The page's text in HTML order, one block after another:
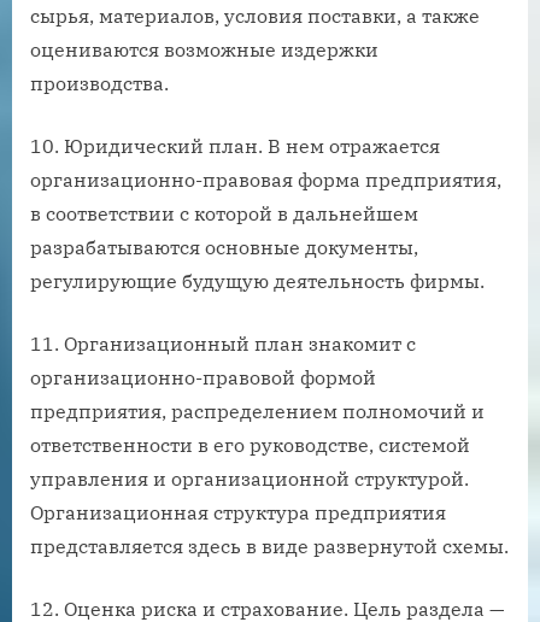
сырья, материалов, условия поставки, а также
оцениваются возможные издержки
производства.
10. Юридический план. В нем отражается
организационно-правовая форма предприятия,
в соответствии с которой в дальнейшем
разрабатываются основные документы,
регулирующие будущую деятельность фирмы.
11. Организационный план знакомит с
организационно-правовой формой
предприятия, распределением полномочий и
ответственности в его руководстве, системой
управления и организационной структурой.
Организационная структура предприятия
представляется здесь в виде развернутой схемы.
12. Оценка риска и страхование. Цель раздела —